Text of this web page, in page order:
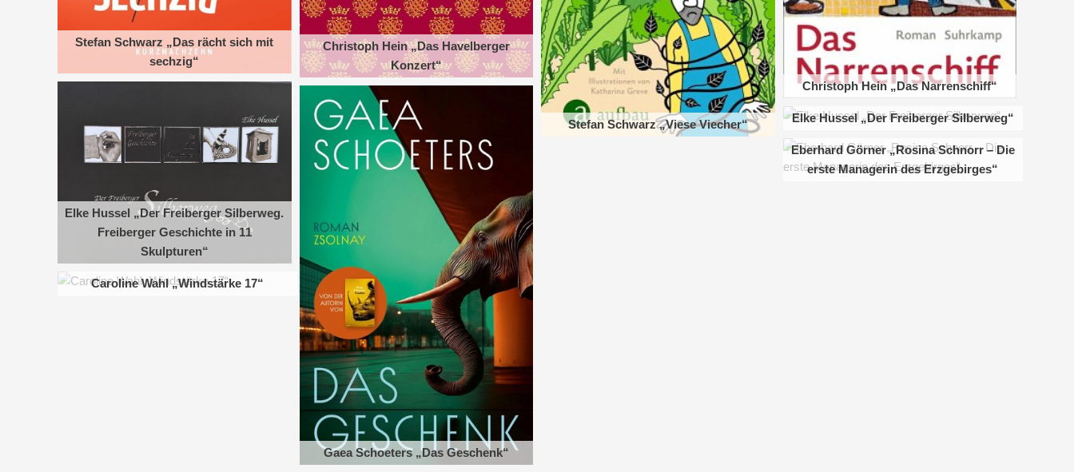
Stefan Schwarz „Das rächt sich mit
sechzig“
Elke Hussel „Der Freiberger Silberweg.
Freiberger Geschichte in 11
Skulpturen“
Caroline Wahl „Windstärke 17“
Christoph Hein „Das Havelberger
Konzert“
Gaea Schoeters „Das Geschenk“
Stefan Schwarz „Viese Viecher“
Christoph Hein „Das Narrenschiff“
Elke Hussel „Der Freiberger Silberweg“
Eberhard Görner „Rosina Schnorr – Die
erste Managerin des Erzgebirges“